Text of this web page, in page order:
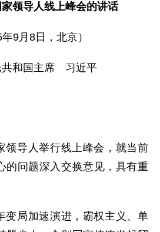
领导人线上峰会的讲话
年9月8日，北京）
共和国主席 习近平
领导人举行线上峰会，就当前
的问题深入交换意见，具有重
变局加速演进，霸权主义、单